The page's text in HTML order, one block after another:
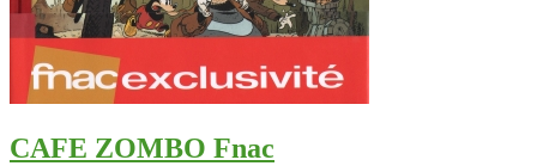
CAFE ZOMBO Fnac